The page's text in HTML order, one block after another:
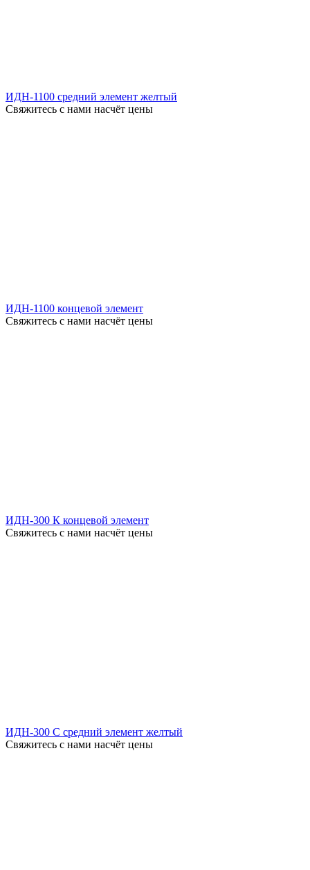
ИДН-1100 средний элемент желтый
Свяжитесь с нами насчёт цены
ИДН-1100 концевой элемент
Свяжитесь с нами насчёт цены
ИДН-300 К концевой элемент
Свяжитесь с нами насчёт цены
ИДН-300 С средний элемент желтый
Свяжитесь с нами насчёт цены